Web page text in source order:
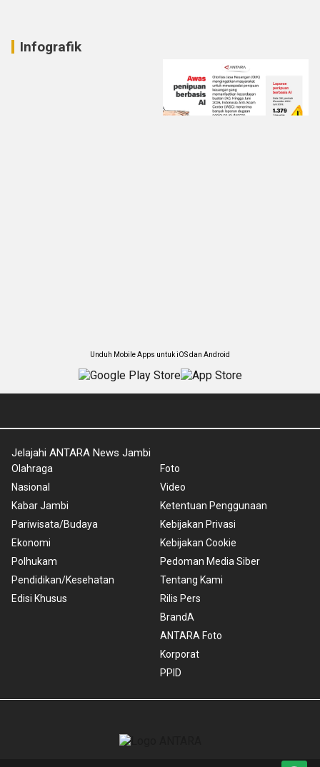
Infografik
Unduh Mobile Apps untuk iOS dan Android
Jelajahi ANTARA News Jambi
Olahraga
Nasional
Kabar Jambi
Pariwisata/Budaya
Ekonomi
Polhukam
Pendidikan/Kesehatan
Edisi Khusus
Foto
Video
Ketentuan Penggunaan
Kebijakan Privasi
Kebijakan Cookie
Pedoman Media Siber
Tentang Kami
Rilis Pers
BrandA
ANTARA Foto
Korporat
PPID